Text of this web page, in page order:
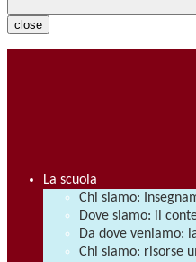
close
La scuola
Chi siamo:
Dove siamo: il
Da dove veniamo:
Chi siamo: risorse